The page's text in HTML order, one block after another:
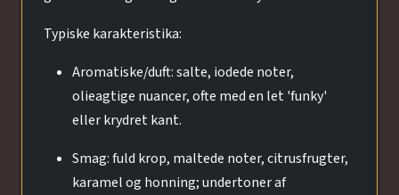
Typiske karakteristika:
Aromatiske/duft: salte, iodede noter,
olieagtige nuancer, ofte med en let 'funky'
eller krydret kant.
Smag: fuld krop, maltede noter, citrusfrugter,
karamel og honning; undertoner af